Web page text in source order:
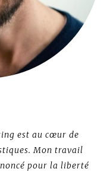
est au cœur de
Mon travail
pour la liberté